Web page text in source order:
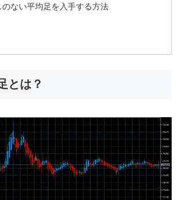
ない平均足を入手する方法
とは？